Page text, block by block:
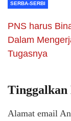
SERBA-SERBI
PNS harus
Dalam
Tugasnya
Tinggalkan
Alamat email